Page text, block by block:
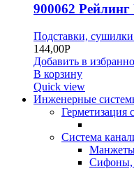
900062
Подставки,
144,00Р
Добавить в
В корзину
Quick view
Инженерные
Герметизация
Система
Сифоны,